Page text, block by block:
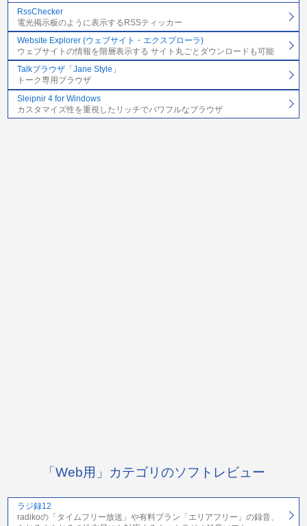
RssChecker
電光掲示板のように表示するRSSティッカー
Website Explorer (ウェブサイト・エクスプローラ)
ウェブサイトの情報を階層表示する サイト丸ごとダウンロードも可能
Talkブラウザ「Jane Style」
トーク専用ブラウザ
Sleipnir 4 for Windows
カスタマイズ性を重視したリッチでパワフルなブラウザ
「Web用」カテゴリのソフトレビュー
ラジ録12
radikoの「タイムフリー放送」や有料プラン「エリアフリー」の録音、